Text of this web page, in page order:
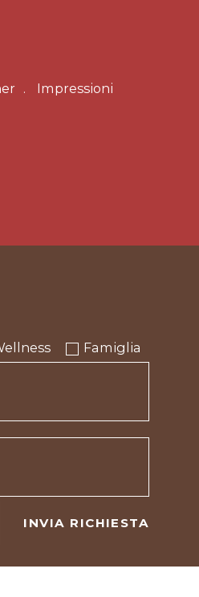
Impressioni
Famiglia
INVIA RICHIESTA